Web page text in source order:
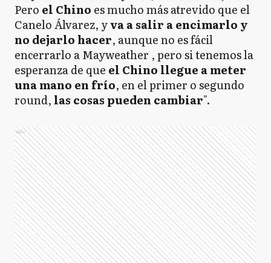
Pero el Chino es mucho más atrevido que el
Canelo Álvarez, yva a salir a encimarlo y
no dejarlo hacer, aunque no es fácil
encerrarlo a Mayweather , pero si tenemos la
esperanza de que el Chino llegue a meter
una mano en frío, en el primer o segundo
round, las cosas pueden cambiar".
Ads